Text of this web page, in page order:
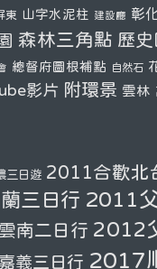
東 山字水泥柱 建設廳 彰
森林三角點 歷
總督府圖根補點 自然石
影片 附環景 雲林
三日遊 2011合歡北
三日行 2011
南二日行 2012
義三日行 2017